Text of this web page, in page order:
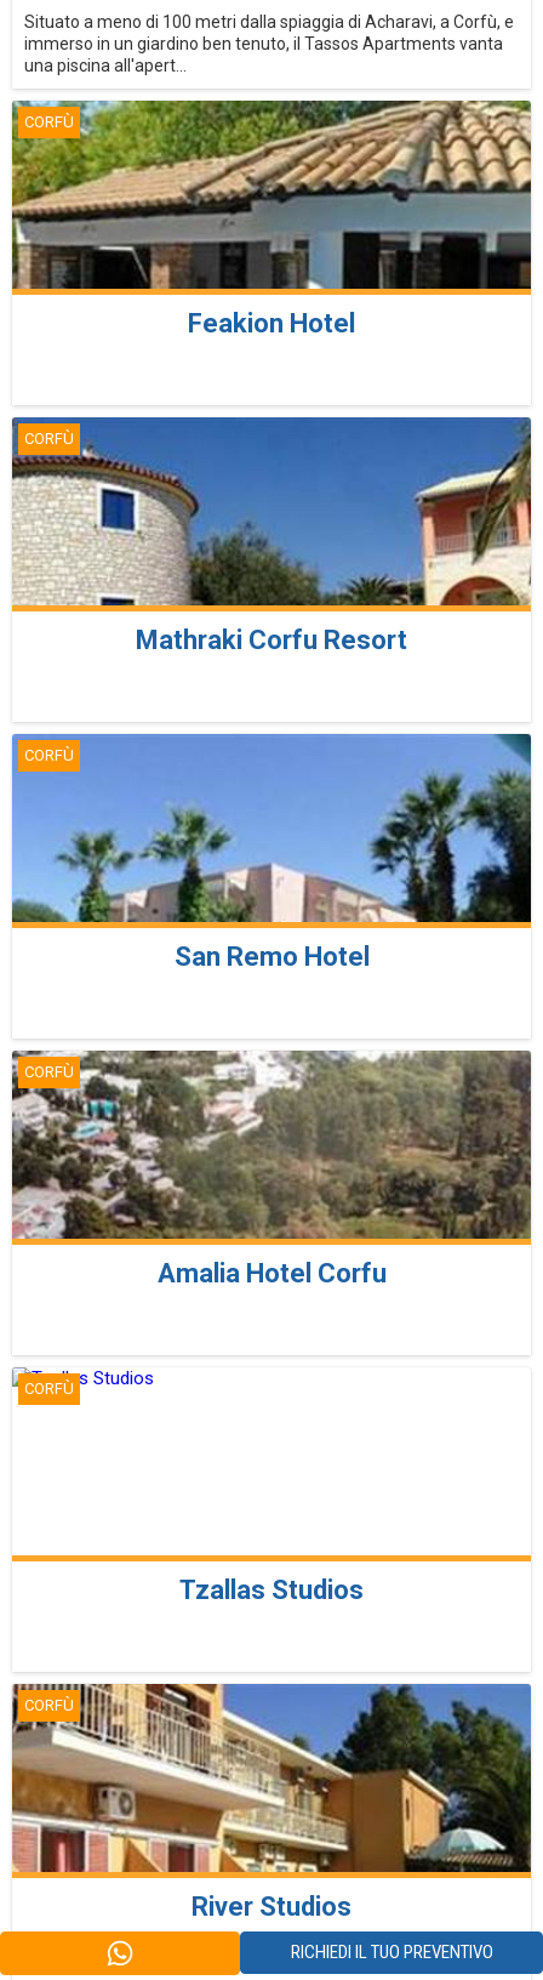
Situato a meno di 100 metri dalla spiaggia di Acharavi, a Corfù, e
immerso in un giardino ben tenuto, il Tassos Apartments vanta
una piscina all'apert...
CORFÙ
Feakion Hotel
CORFÙ
Mathraki Corfu Resort
CORFÙ
San Remo Hotel
CORFÙ
Amalia Hotel Corfu
CORFÙ
Tzallas Studios
CORFÙ
River Studios
RICHIEDI IL TUO PREVENTIVO